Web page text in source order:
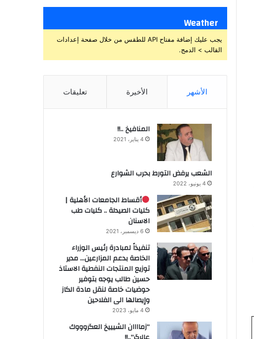
Weather
يجب عليك إضافة مفتاح API للطقس من خلال صفحة إعدادات
القالب > الدمج.
الأشهر الأخيرة تعليقات
المنافيخ ..!!
4 يناير، 2021
الشعب يرفض التورط بحرب الشوارع
4 يونيو، 2022
أقساط الجامعات الأهلية |
كليات الصيدلة .. كليات طب
الاسنان
6 ديسمبر، 2021
تنفيذاً لمبادرة رئيس الوزراء
الخاصة بدعم المزارعين… مدير
توزيع المنتجات النفطية الاستاذ
حسين طالب يوجه بتوفير
حوضيات خاصة لنقل مادة الكاز
وإيصالها الى الفلاحين
4 مايو، 2023
“زماااان الشيييخ العگروووك